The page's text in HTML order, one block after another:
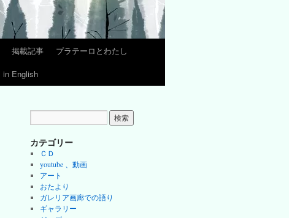
掲載記事
プラテーロとわたし
in English
カテゴリー
ＣＤ
youtube 、動画
アート
おたより
ガレリア画廊での語り
ギャラリー